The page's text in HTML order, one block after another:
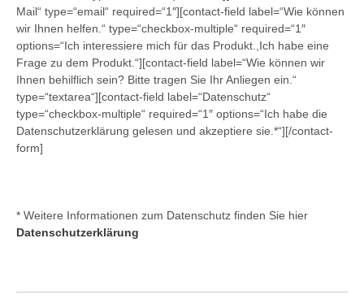
Mail“ type=“email“ required=“1″][contact-field label=“Wie können
wir Ihnen helfen.“ type=“checkbox-multiple“ required=“1″
options=“Ich interessiere mich für das Produkt.,Ich habe eine
Frage zu dem Produkt.“][contact-field label=“Wie können wir
Ihnen behilflich sein? Bitte tragen Sie Ihr Anliegen ein.“
type=“textarea“][contact-field label=“Datenschutz“
type=“checkbox-multiple“ required=“1″ options=“Ich habe die
Datenschutzerklärung gelesen und akzeptiere sie.*“][/contact-
form]
* Weitere Informationen zum Datenschutz finden Sie hier
Datenschutzerklärung